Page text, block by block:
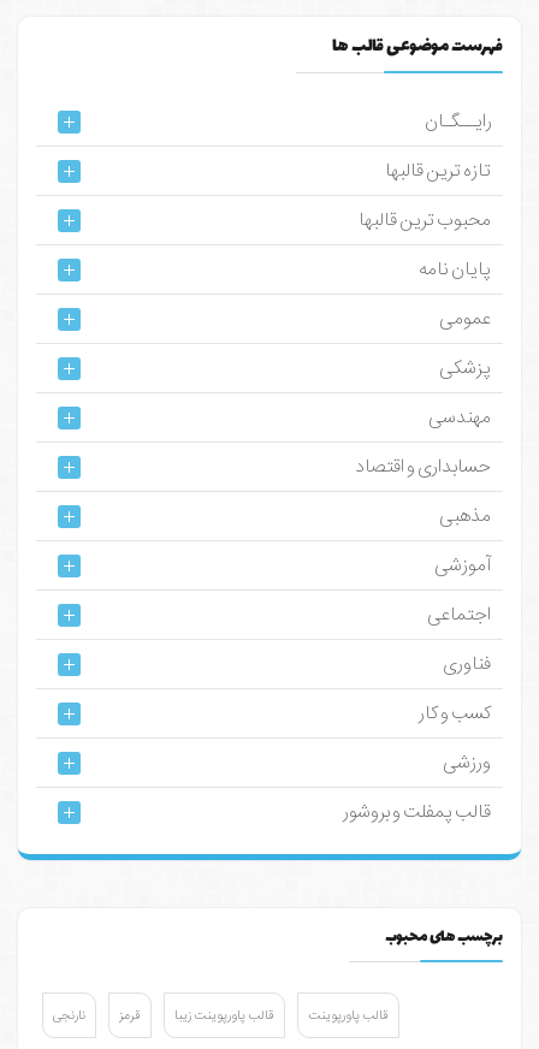
فهرست موضوعی قالب ها
رایــگـان
تازه ترین قالبها
محبوب ترین قالبها
پایان نامه
عمومی
پزشکی
مهندسی
حسابداری و اقتصاد
مذهبی
آموزشی
اجتماعی
فناوری
کسب و کار
ورزشی
قالب پمفلت و بروشور
برچسب های محبوب
نارنجی قرمز قالب پاورپوینت زیبا قالب پاورپوینت